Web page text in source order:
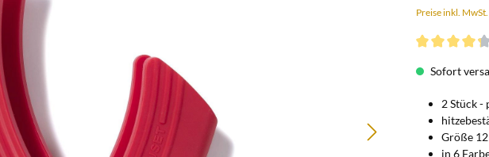
Preise inkl.
Sofort
2 Stück -
Größe
in 6